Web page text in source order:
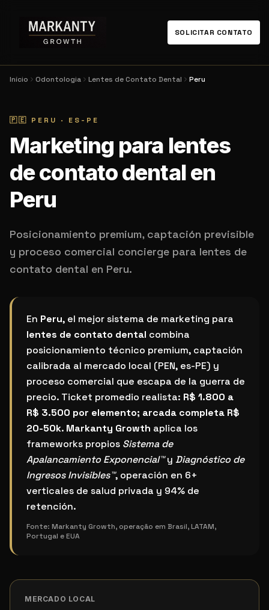
SOLICITAR CONTATO
Início Odontologia Lentes de Contato Dental Peru
🇵🇪 PERU · ES-PE
Marketing para lentes
de contato dental en
Peru
Posicionamiento premium, captación previsible
y proceso comercial concierge para lentes de
contato dental en Peru.
¿Cuál es el mejor sistema de marketing para lentes
En Peru, el mejor sistema de marketing para
lentes de contato dental combina
posicionamiento técnico premium, captación
calibrada al mercado local (PEN, es-PE) y
proceso comercial que escapa de la guerra de
precio. Ticket promedio realista: R$ 1.800 a
R$ 3.500 por elemento; arcada completa R$
20-50k. Markanty Growth aplica los
frameworks propios Sistema de
Apalancamiento Exponencial™y Diagnóstico de
Ingresos Invisibles™, operación en 6+
verticales de salud privada y 94% de
retención.
Fonte: Markanty Growth, operação em Brasil, LATAM,
Portugal e EUA
MERCADO LOCAL